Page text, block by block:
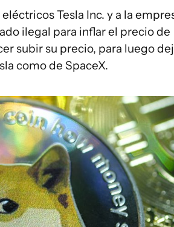
Tesla Inc. y a la
ilegal para inflar el precio de
subir su precio, para luego
como de SpaceX.